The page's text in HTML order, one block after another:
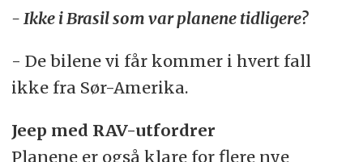
- Ikke i Brasil som var planene tidligere?
- De bilene vi får kommer i hvert fall
ikke fra Sør-Amerika.
Jeep med RAV-utfordrer
Planene er også klare for flere nye